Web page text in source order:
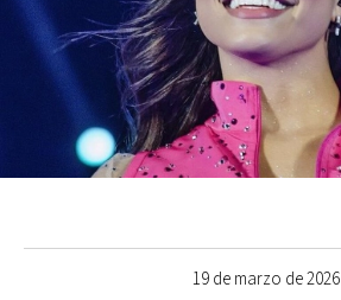
19 de marzo de 2026